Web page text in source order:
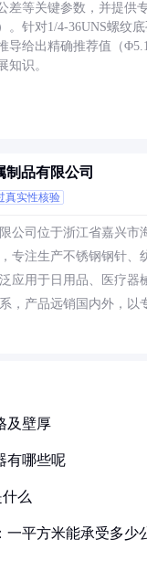
差等关键参数，并提供
。针对1/4-36UNS螺纹
导给出精确推荐值（
知识。
制品有限公司
真实性核验
公司位于浙江省嘉兴市
专注生产不锈钢钢针、
应用于日用品、医疗器
，产品远销国内外，以
及壁厚
有哪些呢
么
一平方米能承受多少